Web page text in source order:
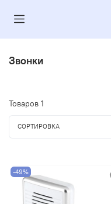
Звонки
Товаров 1
СОРТИРОВКА
-49%